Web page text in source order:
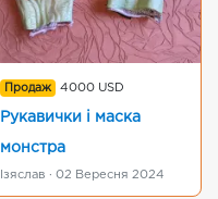
Продаж 4000 USD
Рукавички і маска
монстра
Ізяслав · 02 Вересня 2024